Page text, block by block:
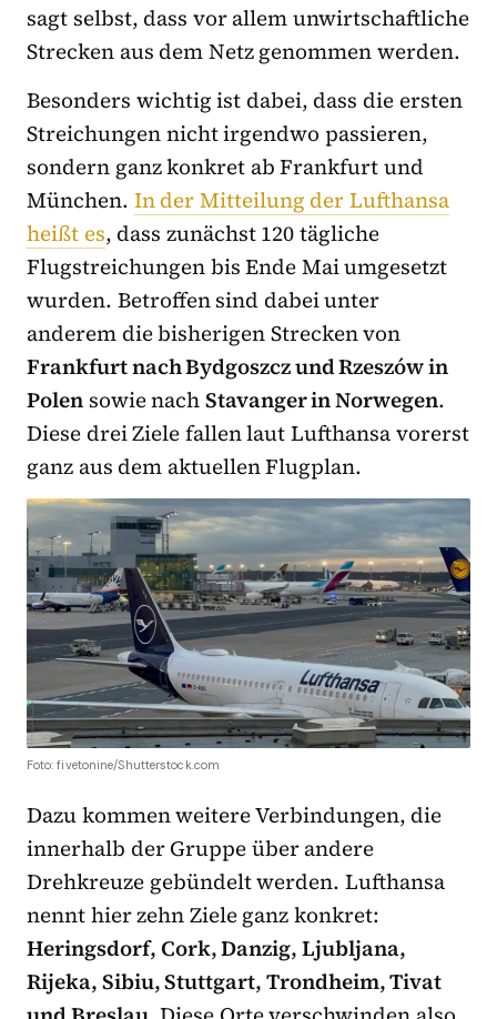
sagt selbst, dass vor allem unwirtschaftliche
Strecken aus dem Netz genommen werden.
Besonders wichtig ist dabei, dass die ersten
Streichungen nicht irgendwo passieren,
sondern ganz konkret ab Frankfurt und
München. In der Mitteilung der Lufthansa
heißt es, dass zunächst 120 tägliche
Flugstreichungen bis Ende Mai umgesetzt
wurden. Betroffen sind dabei unter
anderem die bisherigen Strecken von
Frankfurt nach Bydgoszcz und Rzeszów in
Polen sowie nachStavanger in Norwegen.
Diese drei Ziele fallen laut Lufthansa vorerst
ganz aus dem aktuellen Flugplan.
Foto: fivetonine/Shutterstock.com
Dazu kommen weitere Verbindungen, die
innerhalb der Gruppe über andere
Drehkreuze gebündelt werden. Lufthansa
nennt hier zehn Ziele ganz konkret:
Heringsdorf, Cork, Danzig, Ljubljana,
Rijeka, Sibiu, Stuttgart, Trondheim, Tivat